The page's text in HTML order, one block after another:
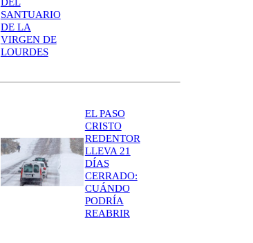
SANTUARIO
DE LA
VIRGEN DE
LOURDES
EL PASO
CRISTO
REDENTOR
LLEVA 21
DÍAS
CERRADO:
CUÁNDO
PODRÍA
REABRIR